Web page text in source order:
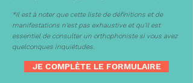
*Il est à noter que cette liste de définitions et de
manifestations n’est pas exhaustive et qu’il est
essentiel de consulter un orthophoniste si vous avez
quelconques inquiétudes.
JE COMPLÈTE LE FORMULAIRE